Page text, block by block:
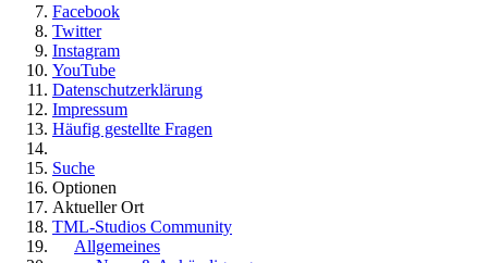
Facebook
Twitter
Instagram
YouTube
Datenschutzerklärung
Impressum
Häufig gestellte Fragen
Suche
Optionen
Aktueller Ort
TML-Studios Community
Allgemeines